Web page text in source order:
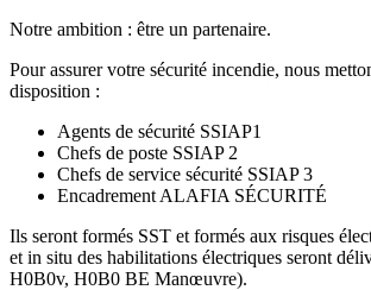
Notre ambition : être un partenaire.
Pour assurer votre sécurité incendie, nous
disposition :
Agents de sécurité SSIAP1
Chefs de poste SSIAP 2
Chefs de service sécurité SSIAP 3
Encadrement ALAFIA SÉCURITÉ
Ils seront formés SST et formés aux risques
et in situ des habilitations électriques seront
H0B0v, H0B0 BE Manœuvre).